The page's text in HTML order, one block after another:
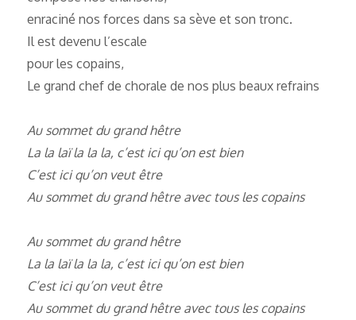
enraciné nos forces dans sa sève et son tronc.
Il est devenu l’escale
pour les copains,
Le grand chef de chorale de nos plus beaux refrains
Au sommet du grand hêtre
La la laï la la la, c’est ici qu’on est bien
C’est ici qu’on veut être
Au sommet du grand hêtre avec tous les copains
Au sommet du grand hêtre
La la laï la la la, c’est ici qu’on est bien
C’est ici qu’on veut être
Au sommet du grand hêtre avec tous les copains